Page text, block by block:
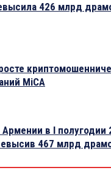
426 млрд
MiCA
в I полугодии
467 млрд